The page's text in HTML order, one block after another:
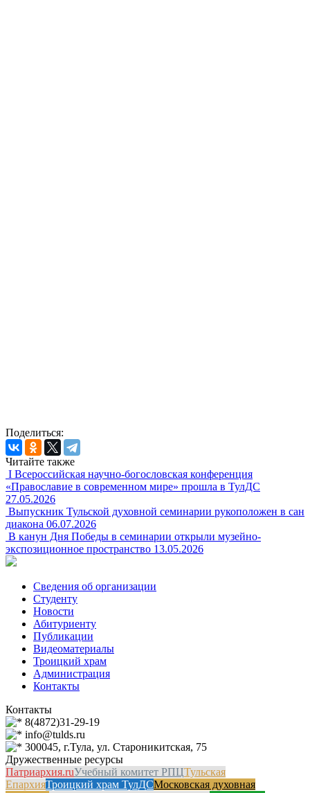
Поделиться:
Читайте также
I Всероссийская научно-богословская конференция
«Православие в современном мире» прошла в ТулДС
27.05.2026
Выпускник Тульской духовной семинарии рукоположен в сан
диакона 06.07.2026
В канун Дня Победы в семинарии открыли музейно-
экспозиционное пространство 13.05.2026
Сведения об организации
Студенту
Новости
Абитуриенту
Публикации
Видеоматериалы
Троицкий храм
Администрация
Контакты
Контакты
8(4872)31-29-19
info@tulds.ru
300045, г.Тула, ул. Староникитская, 75
Дружественные ресурсы
Патриархия.ruУчебный комитет РПЦТульская
ЕпархияТроицкий храм ТулДСМосковская духовная